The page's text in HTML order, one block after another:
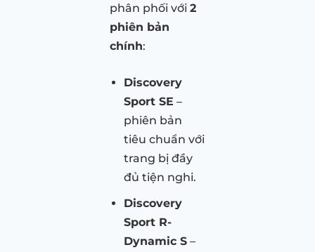
phân phối với 2
phiên bản
chính:
Discovery
Sport SE –
phiên bản
tiêu chuẩn với
trang bị đầy
đủ tiện nghi.
Discovery
Sport R-
Dynamic S –